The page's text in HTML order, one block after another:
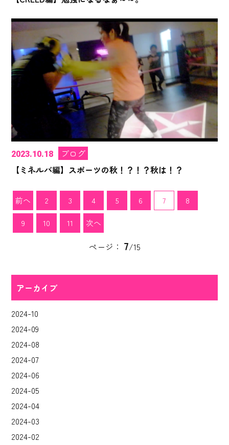
2023.10.18
ブログ
【ミネルバ編】スポーツの秋！？！？秋は！？
前へ 2 3 4 5 6 7 8
9 10 11 次へ
ページ： 7/15
アーカイブ
2024-10
2024-09
2024-08
2024-07
2024-06
2024-05
2024-04
2024-03
2024-02